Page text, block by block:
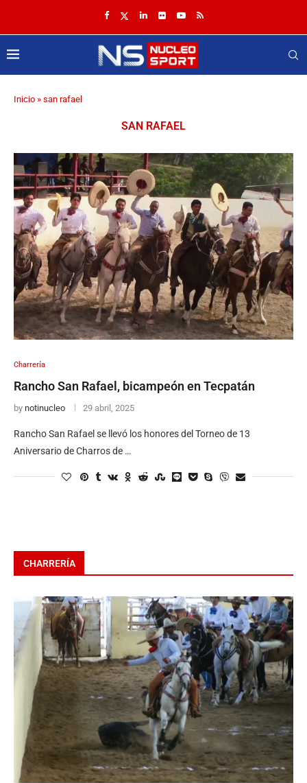
Inicio » san rafael
SAN RAFAEL
Charrería
Rancho San Rafael, bicampeón en Tecpatán
by notinucleo 29 abril, 2025
Rancho San Rafael se llevó los honores del Torneo de 13
Aniversario de Charros de …
CHARRERÍA